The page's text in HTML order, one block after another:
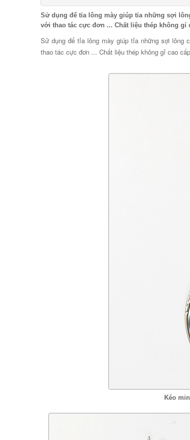
Sử dụng để tỉa lông mày giúp tỉa những sợi
với thao tác cực đơn ... Chất liệu thép không gỉ
Sử dụng để tỉa lông mày giúp tỉa những sợi lông
thao tác cực đơn ... Chất liệu thép không gỉ cao
Kéo